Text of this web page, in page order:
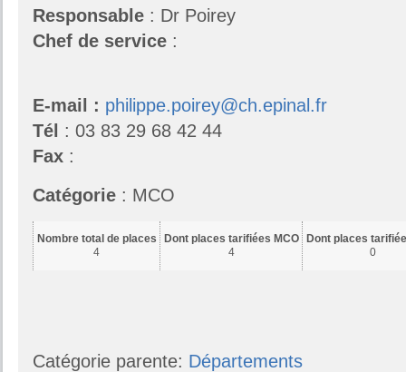
Responsable : Dr Poirey
Chef de service :
E-mail : philippe.poirey@ch.epinal.fr
Tél : 03 83 29 68 42 44
Fax :
Catégorie : MCO
Nombre total de places
4
Dont places tarifiées MCO
4
Dont places
0
Catégorie parente: Départements